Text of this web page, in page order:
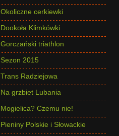
Okoliczne cerkiewki
Dookoła Klimkówki
Gorczański triathlon
Sezon 2015
Trans Radziejowa
Na grzbiet Lubania
Mogielica? Czemu nie!
Pieniny Polskie i Słowackie